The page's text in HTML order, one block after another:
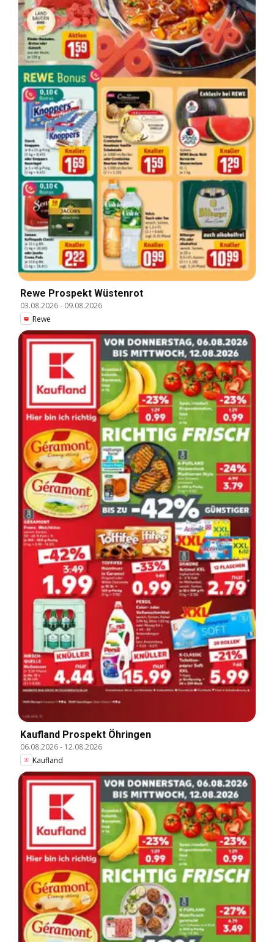
Rewe Prospekt Wüstenrot
03.08.2026- 09.08.2026
Rewe
Kaufland Prospekt Öhringen
06.08.2026- 12.08.2026
Kaufland